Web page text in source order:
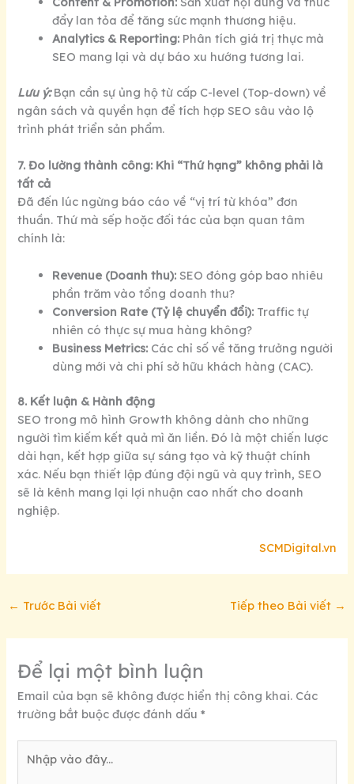
đẩy lan tỏa để tăng sức mạnh thương hiệu.
Analytics & Reporting: Phân tích giá trị thực mà
SEO mang lại và dự báo xu hướng tương lai.
Lưu ý:Bạn cần sự ủng hộ từ cấp C-level (Top-down) về
ngân sách và quyền hạn để tích hợp SEO sâu vào lộ
trình phát triển sản phẩm.
7. Đo lường thành công: Khi “Thứ hạng” không phải là
tất cả
Đã đến lúc ngừng báo cáo về “vị trí từ khóa” đơn
thuần. Thứ mà sếp hoặc đối tác của bạn quan tâm
chính là:
Revenue (Doanh thu): SEO đóng góp bao nhiêu
phần trăm vào tổng doanh thu?
Conversion Rate (Tỷ lệ chuyển đổi): Traffic tự
nhiên có thực sự mua hàng không?
Business Metrics: Các chỉ số về tăng trưởng người
dùng mới và chi phí sở hữu khách hàng (CAC).
8. Kết luận & Hành động
SEO trong mô hình Growth không dành cho những
người tìm kiếm kết quả mì ăn liền. Đó là một chiến lược
dài hạn, kết hợp giữa sự sáng tạo và kỹ thuật chính
xác. Nếu bạn thiết lập đúng đội ngũ và quy trình, SEO
sẽ là kênh mang lại lợi nhuận cao nhất cho doanh
nghiệp.
SCMDigital.vn
← Trước Bài viết Tiếp theo Bài viết →
Để lại một bình luận
Email của bạn sẽ không được hiển thị công khai. Các
trường bắt buộc được đánh dấu*
vào